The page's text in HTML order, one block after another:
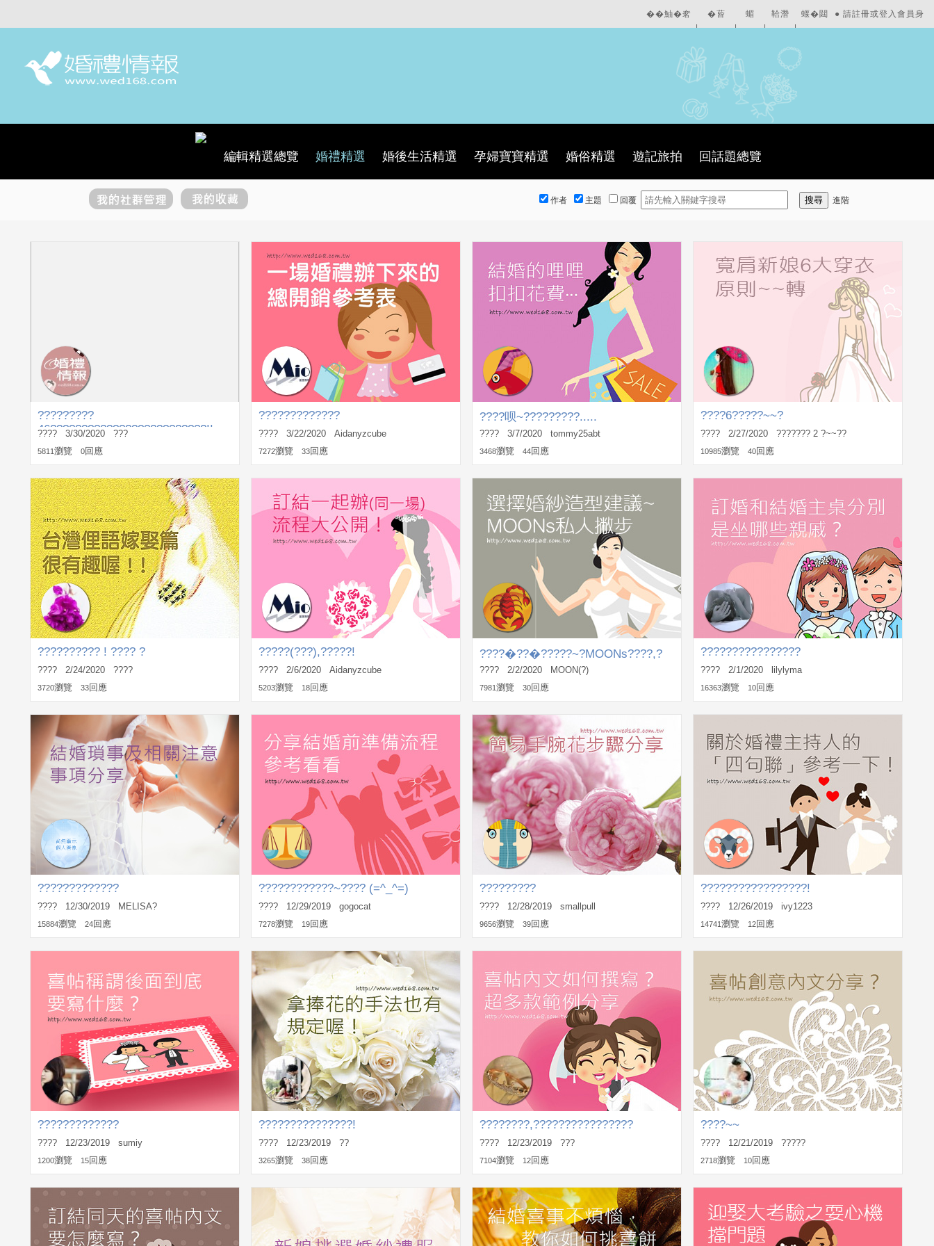
��鮋�㚚
|
�蒈
|
蝞
|
鞈潛
|
蝘�閮 ● 請註冊或登入會員身
編輯精選總覽 婚禮精選 婚後生活精選 孕婦寶寶精選 婚俗精選 遊記旅拍 回話題總覽
作者 主題 回覆 進階
?????????
46?????????????????????????!!
???? 3/30/2020 ???
5811瀏覽 0回應
?????????????
???? 3/22/2020 Aidanyzcube
7272瀏覽 33回應
????呗~?????????.....
???? 3/7/2020 tommy25abt
3468瀏覽 44回應
????6?????~~?
???? 2/27/2020 ??????? 2 ?~~??
10985瀏覽 40回應
?????????? ! ???? ?
???? 2/24/2020 ????
3720瀏覽 33回應
?????(???),?????!
???? 2/6/2020 Aidanyzcube
5203瀏覽 18回應
????�??�?????~?MOONs????,?
PO???,3Q~?
???? 2/2/2020 MOON(?)
7981瀏覽 30回應
????????????????
???? 2/1/2020 lilylyma
16363瀏覽 10回應
?????????????
???? 12/30/2019 MELISA?
15884瀏覽 24回應
????????????~???? (=^_^=)
???? 12/29/2019 gogocat
7278瀏覽 19回應
?????????
???? 12/28/2019 smallpull
9656瀏覽 39回應
?????????????????!
???? 12/26/2019 ivy1223
14741瀏覽 12回應
?????????????
???? 12/23/2019 sumiy
1200瀏覽 15回應
???????????????!
???? 12/23/2019 ??
3265瀏覽 38回應
????????,????????????????
???? 12/23/2019 ???
7104瀏覽 12回應
????~~
???? 12/21/2019 ?????
2718瀏覽 10回應